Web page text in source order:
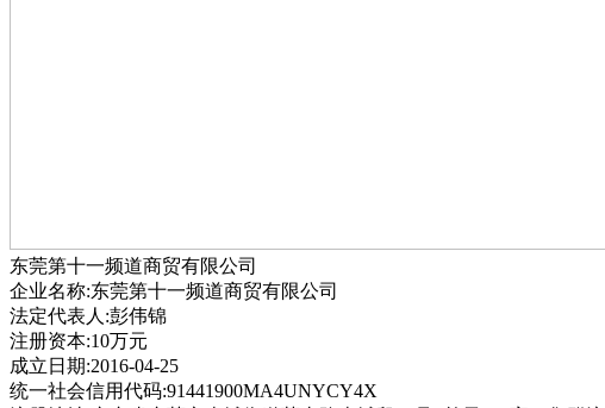
东莞第十一频道商贸有限公司
企业名称:东莞第十一频道商贸有限公司
法定代表人:彭伟锦
注册资本:10万元
成立日期:2016-04-25
统一社会信用代码:91441900MA4UNYCY4X